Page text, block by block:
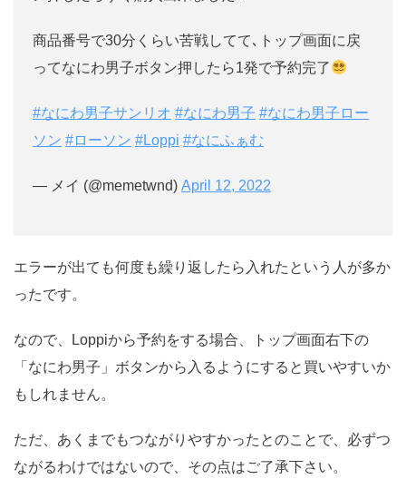
商品番号で30分くらい苦戦してて､トップ画面に戻
ってなにわ男子ボタン押したら1発で予約完了
#なにわ男子サンリオ #なにわ男子 #なにわ男子ロー
ソン #ローソン #Loppi #なにふぁむ
— メイ (@memetwnd) April 12, 2022
エラーが出ても何度も繰り返したら入れたという人が多か
ったです。
なので、Loppiから予約をする場合、トップ画面右下の
「なにわ男子」ボタンから入るようにすると買いやすいか
もしれません。
ただ、あくまでもつながりやすかったとのことで、必ずつ
ながるわけではないので、その点はご了承下さい。